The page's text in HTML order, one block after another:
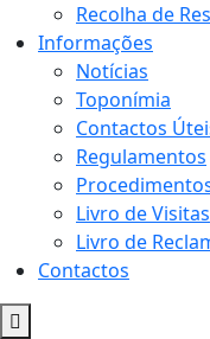
Recolha de
Informações
Notícias
Toponímia
Contactos
Regulamentos
Livro de Visitas
Livro de
Contactos